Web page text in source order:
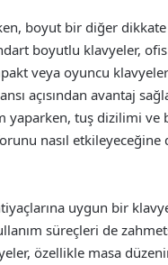
boyut bir diğer dikkate
boyutlu klavyeler, ofis
veya oyuncu
açısından avantaj
yaparken, tuş dizilimi ve
nasıl etkileyeceğine
uygun bir
süreçleri de
özellikle masa